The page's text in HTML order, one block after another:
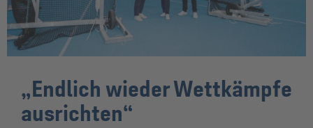
„Endlich wieder Wettkämpfe
ausrichten“